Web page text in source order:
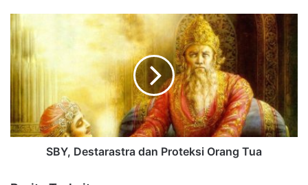
SBY, Destarastra dan Proteksi Orang Tua